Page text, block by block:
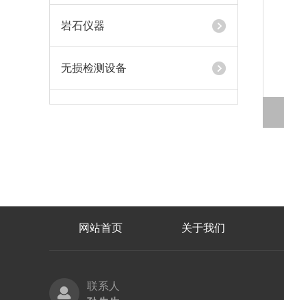
岩石仪器
无损检测设备
网站首页 关于我们
联系人